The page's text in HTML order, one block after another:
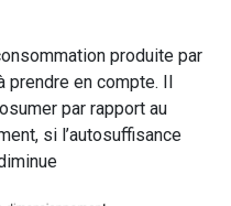
produite par
prendre en compte. Il
par rapport au
si l’autosuffisance